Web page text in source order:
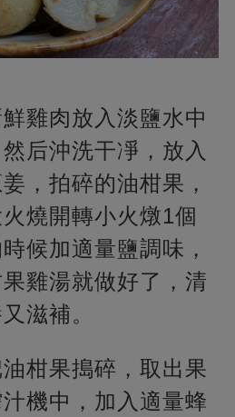
雞肉放入淡鹽水中
后沖洗干凈，放入
，拍碎的油柑果，
燒開轉小火燉1個
候加適量鹽調味，
雞湯就做好了，清
滋補。
柑果搗碎，取出果
機中，加入適量蜂